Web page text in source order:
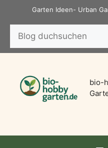
springen
Garten Ideen- Urban
bio-